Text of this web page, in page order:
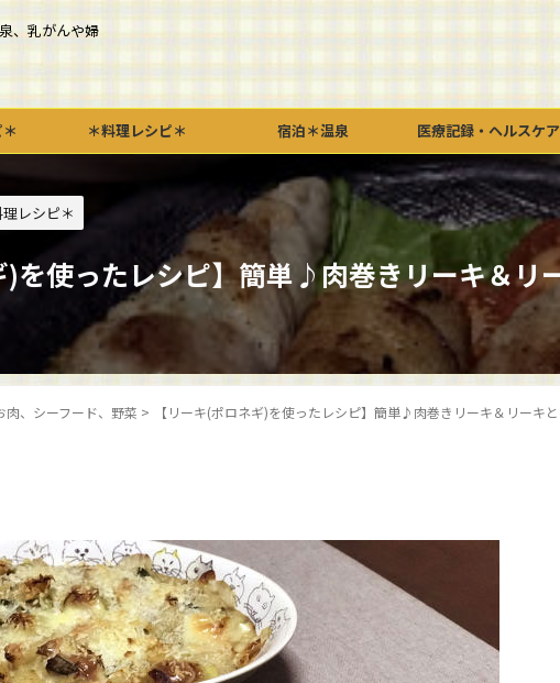
、乳がんや婦
＊料理レシピ＊ 宿泊＊温泉 医療記録・ヘルスケア
理レシピ＊
)を使ったレシピ】簡単♪肉巻きリーキ＆リ
肉、シーフード、野菜 >
【リーキ(ポロネギ)を使ったレシピ】簡単♪肉巻きリーキ＆リーキ